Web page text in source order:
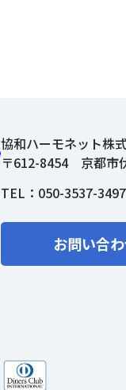
協和ハーモネット株
〒612-8454 京都市
TEL： 050-3537-3497
お問い合